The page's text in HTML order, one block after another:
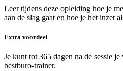
Leer tijdens deze opleiding hoe je
aan de slag gaat en hoe je het inzet
Extra voordeel
Je kunt tot 365 dagen na de sessie je
bestburo-trainer.